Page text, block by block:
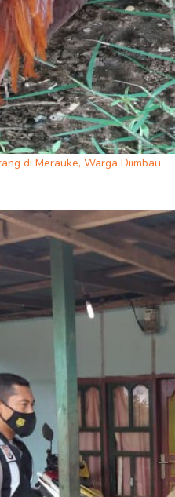
di Merauke, Warga Diimbau